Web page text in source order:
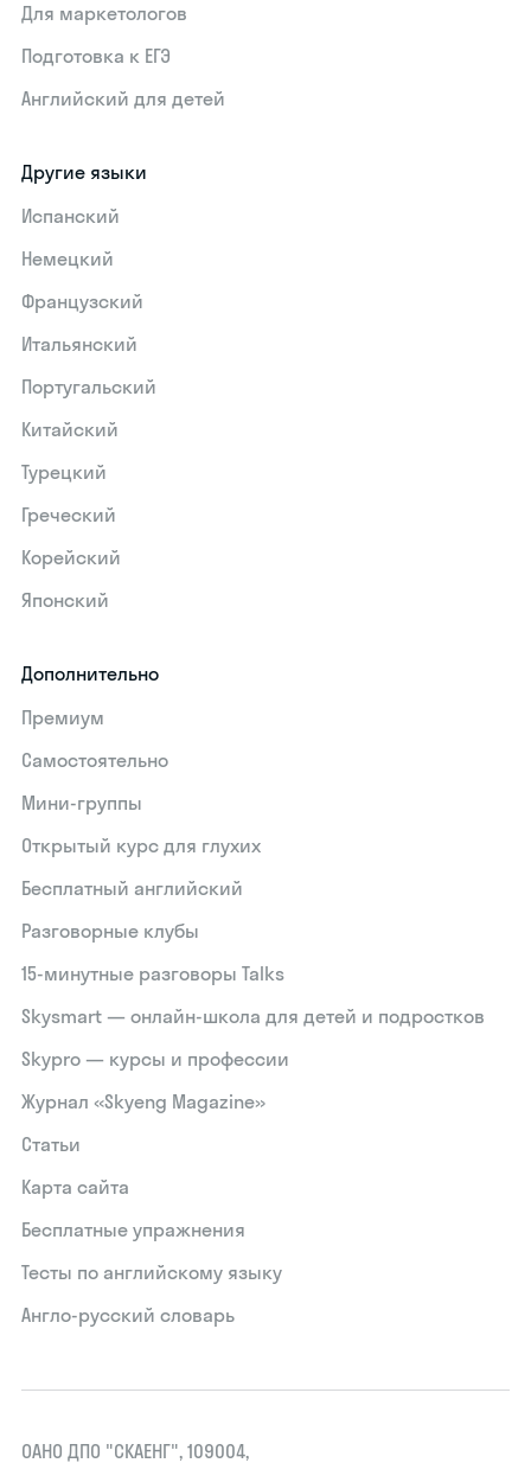
Для маркетологов
Подготовка к ЕГЭ
Английский для детей
Другие языки
Испанский
Немецкий
Французский
Итальянский
Португальский
Китайский
Турецкий
Греческий
Корейский
Японский
Дополнительно
Премиум
Самостоятельно
Мини-группы
Открытый курс для глухих
Бесплатный английский
Разговорные клубы
15‑минутные разговоры Talks
Skysmart — онлайн-школа для детей и подростков
Skypro — курсы и профессии
Журнал «Skyeng Magazine»
Статьи
Карта сайта
Бесплатные упражнения
Тесты по английскому языку
Англо-русский словарь
ОАНО ДПО "СКАЕНГ", 109004,